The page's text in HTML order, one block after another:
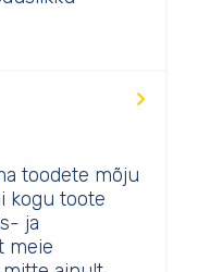
toodete mõju
kogu toote
ja
meie